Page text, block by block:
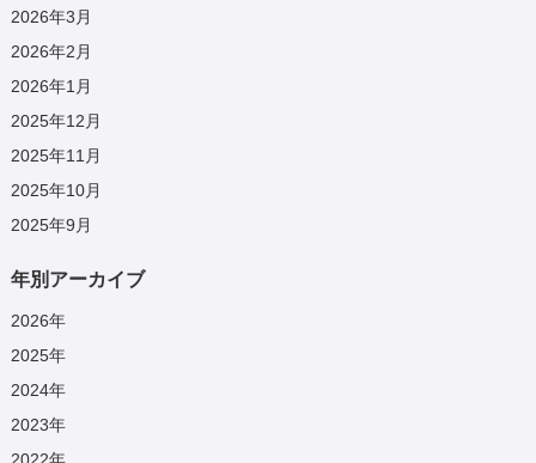
2026年3月
2026年2月
2026年1月
2025年12月
2025年11月
2025年10月
2025年9月
年別アーカイブ
2026年
2025年
2024年
2023年
2022年